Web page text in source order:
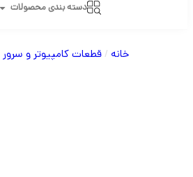
دسته بندی محصولات
خانه /قطعات کامپیوتر و سرور